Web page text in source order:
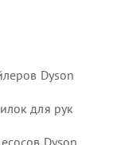
Dyson
для рук
Dyson